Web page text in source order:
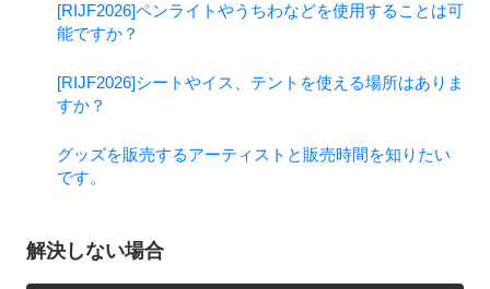
[RIJF2026]ペンライトやうちわなどを使用することは可
能ですか？
[RIJF2026]シートやイス、テントを使える場所はありま
すか？
グッズを販売するアーティストと販売時間を知りたい
です。
解決しない場合